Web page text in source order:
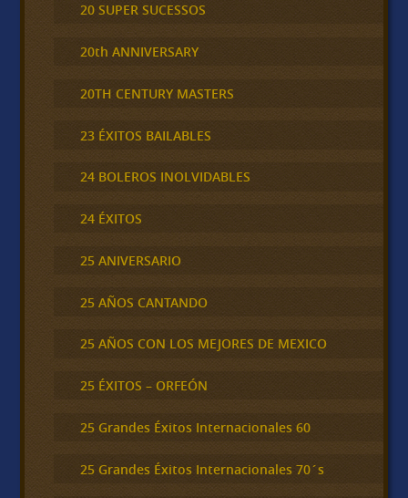
20 SUPER SUCESSOS
20th ANNIVERSARY
20TH CENTURY MASTERS
23 ÉXITOS BAILABLES
24 BOLEROS INOLVIDABLES
24 ÉXITOS
25 ANIVERSARIO
25 AÑOS CANTANDO
25 AÑOS CON LOS MEJORES DE MEXICO
25 ÉXITOS – ORFEÓN
25 Grandes Éxitos Internacionales 60
25 Grandes Éxitos Internacionales 70´s